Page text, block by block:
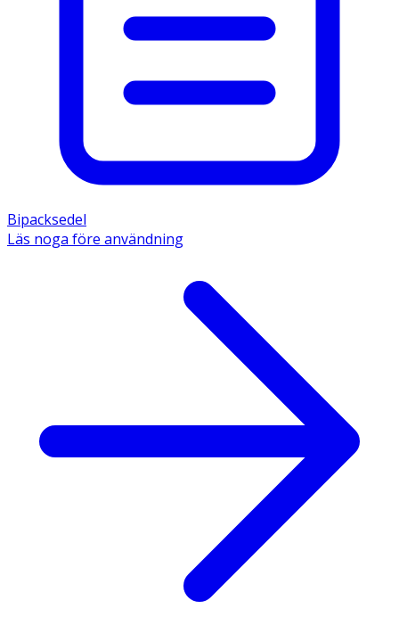
Bipacksedel
Läs noga före användning